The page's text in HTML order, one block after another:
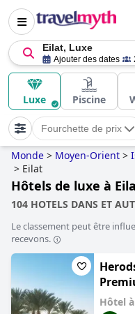
Eilat, Luxe
Ajouter des dates
Luxe Piscine
Fourchette de prix
Monde > Moyen-Orient >
> Eilat
Hôtels de luxe à
104 HOTELS DANS ET
Le classement peut être
recevons.
Hotels
Hôtel à